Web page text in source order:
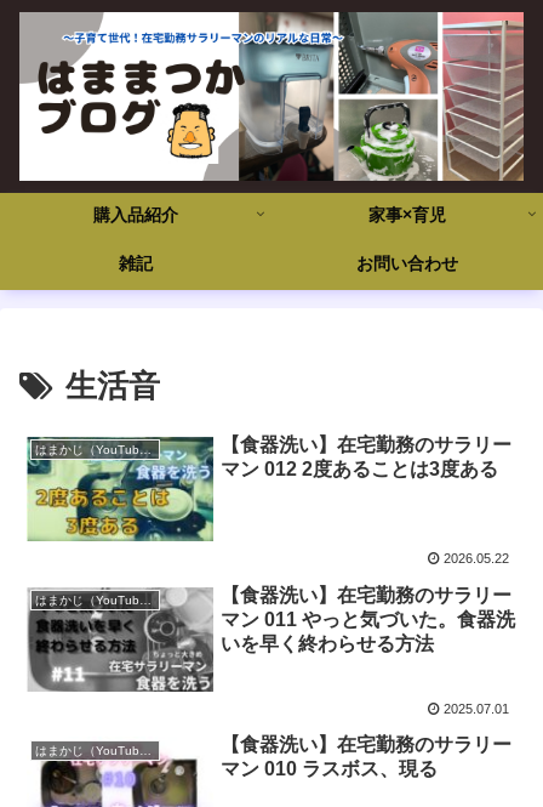
購入品紹介 家事×育児
雑記 お問い合わせ
生活音
はまかじ（YouTube）
【食器洗い】在宅勤務のサラリー
マン 012 2度あることは3度ある
2026.05.22
はまかじ（YouTube）
【食器洗い】在宅勤務のサラリー
マン 011 やっと気づいた。食器洗
いを早く終わらせる方法
2025.07.01
はまかじ（YouTube）
【食器洗い】在宅勤務のサラリー
マン 010 ラスボス、現る